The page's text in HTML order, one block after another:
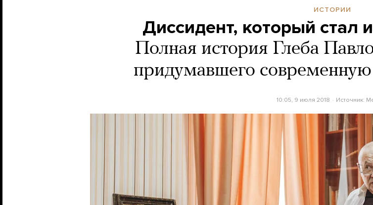
ИСТОРИИ
Диссидент, который стал
Полная история Глеба
придумавшего современную
10:05, 9 июля 2018 Источник: